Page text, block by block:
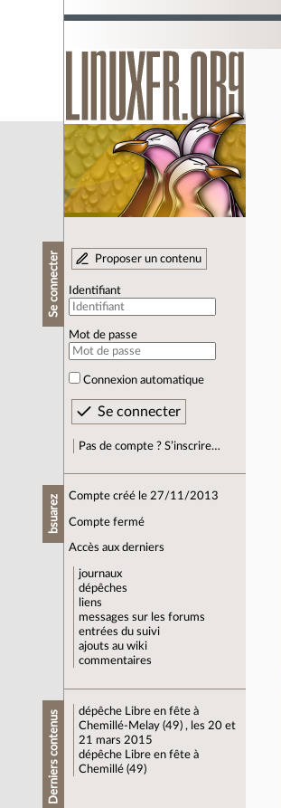
Se connecter Proposer un contenu
Identifiant
Mot de passe
Connexion automatique
Pas de compte ? S’inscrire…
bsuarez Compte créé le 27/11/2013
Compte fermé
Accès aux derniers
journaux
dépêches
liens
messages sur les forums
entrées du suivi
ajouts au wiki
commentaires
Derniers contenus dépêche
Libre en fête à
Chemillé-Melay (49) , les 20 et
21 mars 2015
dépêche
Libre en fête à
Chemillé (49)